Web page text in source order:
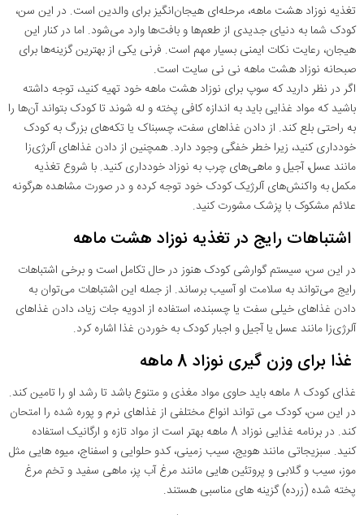
تغذیه نوزاد هشت ماهه، مرحله‌ای هیجان‌انگیز برای والدین است. در این سن،
کودک شما به دنیای جدیدی از طعم‌ها و بافت‌ها وارد می‌شود. اما در کنار این
هیجان، رعایت نکات ایمنی بسیار مهم است. فرنی یکی از بهترین گزینه‌ها برای
صبحانه نوزاد هشت ماهه نی نی سایت است.
اگر در نظر دارید که سوپ برای نوزاد هشت ماهه خود تهیه کنید، توجه داشته
باشید که مواد غذایی باید به اندازه کافی پخته و له شوند تا کودک بتواند آن‌ها را
به راحتی بلع کند. از دادن غذاهای سفت، چسبناک یا تکه‌های بزرگ به کودک
خودداری کنید، زیرا خطر خفگی وجود دارد. همچنین از دادن غذاهای آلرژی‌زا
مانند عسل، آجیل و ماهی‌های چرب به نوزاد خودداری کنید. با شروع تغذیه
مکمل به واکنش‌های آلرژیک کودک خود توجه کرده و در صورت مشاهده هرگونه
علائم مشکوک با پزشک مشورت کنید.
اشتباهات رایج در تغذیه نوزاد هشت ماهه
در این سن، سیستم گوارشی کودک هنوز در حال تکامل است و برخی اشتباهات
رایج می‌تواند به سلامت او آسیب برساند. از جمله این اشتباهات می‌توان به
دادن غذاهای خیلی سفت یا چسبنده، استفاده از ادویه جات زیاد، دادن غذاهای
آلرژی‌زا مانند عسل یا آجیل و اجبار کودک به خوردن غذا اشاره کرد.
غذا برای وزن گیری نوزاد 8 ماهه
غذای کودک ۸ ماهه باید حاوی مواد مغذی و متنوع باشد تا رشد او را تامین کند.
در این سن، کودک می تواند انواع مختلفی از غذاهای نرم و پوره شده را امتحان
کند. در برنامه غذایی نوزاد 8 ماهه بهتر است از مواد تازه و ارگانیک استفاده
کنید. سبزیجاتی مانند هویج، سیب زمینی، کدو حلوایی و اسفناج، میوه هایی مثل
موز، سیب و گلابی و پروتئین هایی مانند مرغ آب پز، ماهی سفید و تخم مرغ
پخته شده (زرده) گزینه های مناسبی هستند.